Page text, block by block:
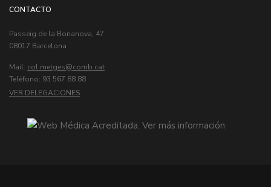
CONTACTO
Passeig de la Bonanova, 47
08017 Barcelona
Mail: col.metges
Telèfono: 93 567 88 88
VER DELEGACIONES